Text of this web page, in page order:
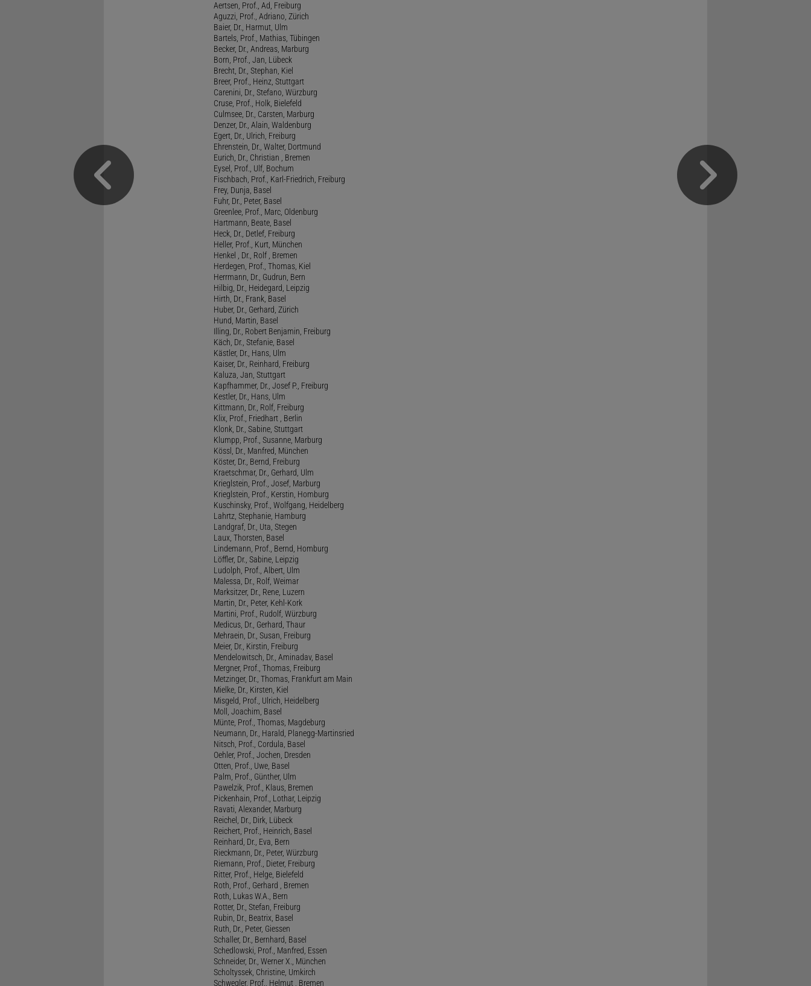
Aertsen, Prof., Ad, Freiburg
Aguzzi, Prof., Adriano, Zürich
Baier, Dr., Harmut, Ulm
Bartels, Prof., Mathias, Tübingen
Becker, Dr., Andreas, Marburg
Born, Prof., Jan, Lübeck
Brecht, Dr., Stephan, Kiel
Breer, Prof., Heinz, Stuttgart
Carenini, Dr., Stefano, Würzburg
Cruse, Prof., Holk, Bielefeld
Culmsee, Dr., Carsten, Marburg
Denzer, Dr., Alain, Waldenburg
Egert, Dr., Ulrich, Freiburg
Ehrenstein, Dr., Walter, Dortmund
Eurich, Dr., Christian , Bremen
Eysel, Prof., Ulf, Bochum
Fischbach, Prof., Karl-Friedrich, Freiburg
Frey, Dunja, Basel
Fuhr, Dr., Peter, Basel
Greenlee, Prof., Marc, Oldenburg
Hartmann, Beate, Basel
Heck, Dr., Detlef, Freiburg
Heller, Prof., Kurt, München
Henkel , Dr., Rolf , Bremen
Herdegen, Prof., Thomas, Kiel
Herrmann, Dr., Gudrun, Bern
Hilbig, Dr., Heidegard, Leipzig
Hirth, Dr., Frank, Basel
Huber, Dr., Gerhard, Zürich
Hund, Martin, Basel
Illing, Dr., Robert Benjamin, Freiburg
Käch, Dr., Stefanie, Basel
Kästler, Dr., Hans, Ulm
Kaiser, Dr., Reinhard, Freiburg
Kaluza, Jan, Stuttgart
Kapfhammer, Dr., Josef P., Freiburg
Kestler, Dr., Hans, Ulm
Kittmann, Dr., Rolf, Freiburg
Klix, Prof., Friedhart , Berlin
Klonk, Dr., Sabine, Stuttgart
Klumpp, Prof., Susanne, Marburg
Kössl, Dr., Manfred, München
Köster, Dr., Bernd, Freiburg
Kraetschmar, Dr., Gerhard, Ulm
Krieglstein, Prof., Josef, Marburg
Krieglstein, Prof., Kerstin, Homburg
Kuschinsky, Prof., Wolfgang, Heidelberg
Lahrtz, Stephanie, Hamburg
Landgraf, Dr., Uta, Stegen
Laux, Thorsten, Basel
Lindemann, Prof., Bernd, Homburg
Löffler, Dr., Sabine, Leipzig
Ludolph, Prof., Albert, Ulm
Malessa, Dr., Rolf, Weimar
Marksitzer, Dr., Rene, Luzern
Martin, Dr., Peter, Kehl-Kork
Martini, Prof., Rudolf, Würzburg
Medicus, Dr., Gerhard, Thaur
Mehraein, Dr., Susan, Freiburg
Meier, Dr., Kirstin, Freiburg
Mendelowitsch, Dr., Aminadav, Basel
Mergner, Prof., Thomas, Freiburg
Metzinger, Dr., Thomas, Frankfurt am Main
Mielke, Dr., Kirsten, Kiel
Misgeld, Prof., Ulrich, Heidelberg
Moll, Joachim, Basel
Münte, Prof., Thomas, Magdeburg
Neumann, Dr., Harald, Planegg-Martinsried
Nitsch, Prof., Cordula, Basel
Oehler, Prof., Jochen, Dresden
Otten, Prof., Uwe, Basel
Palm, Prof., Günther, Ulm
Pawelzik, Prof., Klaus, Bremen
Pickenhain, Prof., Lothar, Leipzig
Ravati, Alexander, Marburg
Reichel, Dr., Dirk, Lübeck
Reichert, Prof., Heinrich, Basel
Reinhard, Dr., Eva, Bern
Rieckmann, Dr., Peter, Würzburg
Riemann, Prof., Dieter, Freiburg
Ritter, Prof., Helge, Bielefeld
Roth, Prof., Gerhard , Bremen
Roth, Lukas W.A., Bern
Rotter, Dr., Stefan, Freiburg
Rubin, Dr., Beatrix, Basel
Ruth, Dr., Peter, Giessen
Schaller, Dr., Bernhard, Basel
Schedlowski, Prof., Manfred, Essen
Schneider, Dr., Werner X., München
Scholtyssek, Christine, Umkirch
Schwegler, Prof., Helmut , Bremen